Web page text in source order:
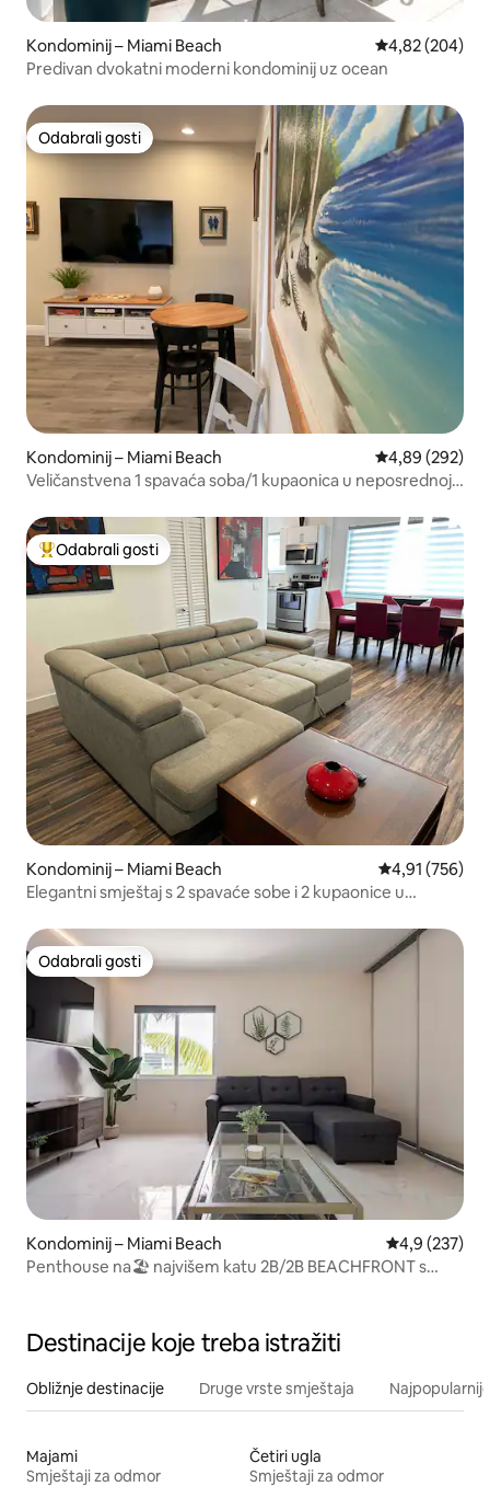
Kondominij – Miami Beach Prosječna
4,82 (204)
Predivan dvokatni moderni kondominij uz ocean
Odabrali gosti
Odabrali gosti
Kondominij – Miami Beach Prosječna
4,89 (292)
Veličanstvena 1 spavaća soba/1 kupaonica u neposrednoj
Među najviše rangiranima s oznakom „Odabrali gosti”
Odabrali gosti
Kondominij – Miami Beach Prosječna
4,91 (756)
Elegantni smještaj s 2 spavaće sobe i 2 kupaonice u
Odabrali gosti
Odabrali gosti
Kondominij – Miami Beach Prosječna
4,9 (237)
Penthouse na🏖 najvišem katu 2B/2B BEACHFRONT s
Destinacije koje treba istražiti
Obližnje destinacije Druge vrste smještaja
Majami
Smještaji za odmor
Četiri ugla
Smještaji za odmor